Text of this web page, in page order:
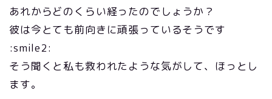
あれからどのくらい経ったのでしょうか？
彼は今とても前向きに頑張っているそうです
:smile2:
そう聞くと私も救われたような気がして、ほっとし
ます。